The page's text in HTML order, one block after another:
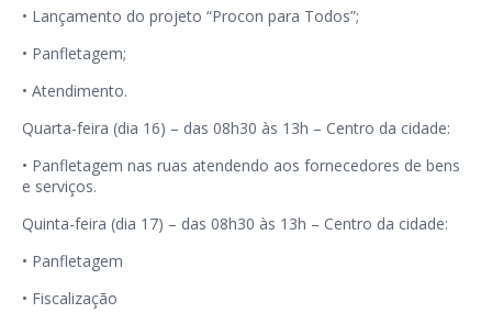
• Lançamento do projeto “Procon para Todos”;
• Panfletagem;
• Atendimento.
Quarta-feira (dia 16) – das 08h30 às 13h – Centro da cidade:
• Panfletagem nas ruas atendendo aos fornecedores de bens
e serviços.
Quinta-feira (dia 17) – das 08h30 às 13h – Centro da cidade:
• Panfletagem
• Fiscalização